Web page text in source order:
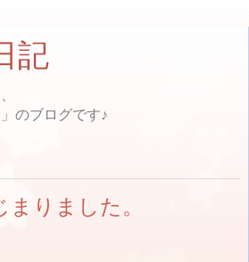
記
のブログです♪
りました。